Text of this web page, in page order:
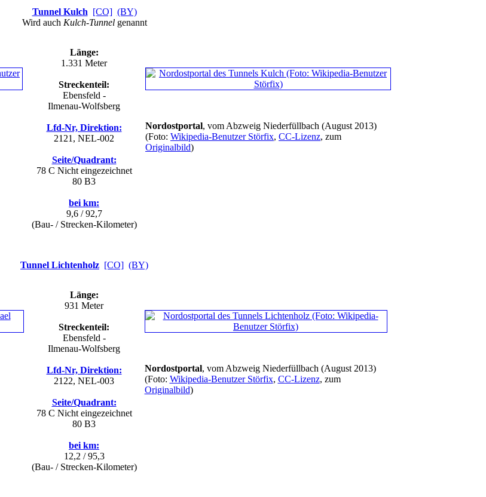
Tunnel Kulch [CO] (BY)
Wird auch Kulch-Tunnelgenannt
Länge:
1.331 Meter
Streckenteil:
Ebensfeld -
Ilmenau-Wolfsberg
Lfd-Nr, Direktion:
2121, NEL-002
Seite/Quadrant:
78 C Nicht eingezeichnet
80 B3
bei km:
9,6 / 92,7
(Bau- / Strecken-Kilometer)
Nordostportal, vom Abzweig Niederfüllbach (August 2013)
(Foto: Wikipedia-Benutzer Störfix, CC-Lizenz, zum
Originalbild)
Tunnel Lichtenholz [CO] (BY)
Länge:
931 Meter
Streckenteil:
Ebensfeld -
Ilmenau-Wolfsberg
Lfd-Nr, Direktion:
2122, NEL-003
Seite/Quadrant:
78 C Nicht eingezeichnet
80 B3
bei km:
12,2 / 95,3
(Bau- / Strecken-Kilometer)
Nordostportal, vom Abzweig Niederfüllbach (August 2013)
(Foto: Wikipedia-Benutzer Störfix, CC-Lizenz, zum
Originalbild)